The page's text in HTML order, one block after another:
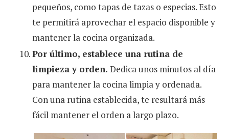
pequeños, como tapas de tazas o especias. Esto
te permitirá aprovechar el espacio disponible y
mantener la cocina organizada.
Por último, establece una rutina de
limpieza y orden. Dedica unos minutos al día
para mantener la cocina limpia y ordenada.
Con una rutina establecida, te resultará más
fácil mantener el orden a largo plazo.